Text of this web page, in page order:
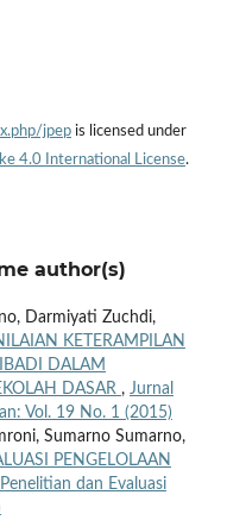
jpepis licensed under
4.0 International License.
author(s)
Darmiyati Zuchdi,
KETERAMPILAN
DALAM
DASAR , Jurnal
Vol. 19 No. 1 (2015)
Sumarno Sumarno,
PENGELOLAAN
dan Evaluasi